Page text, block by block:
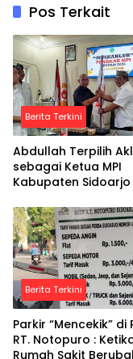
Pos Terkait
Berita Terkini
Abdullah Terpilih
sebagai Ketua MPI
Kabupaten
Berita Terkini
Parkir “Mencekik” di
RT. Notopuro :
Rumah Sakit